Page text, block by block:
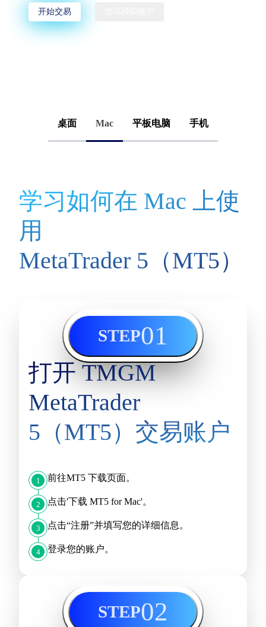
开始交易
桌面 Mac 平板电脑 手机
学习如何在 Mac 上使
用
MetaTrader 5（MT5）
STEP01
打开 TMGM
MetaTrader
5（MT5）交易账户
1 前往MT5 下载页面。
2 点击'下载 MT5 for Mac'。
3 点击“注册”并填写您的详细信息。
4 登录您的账户。
STEP02